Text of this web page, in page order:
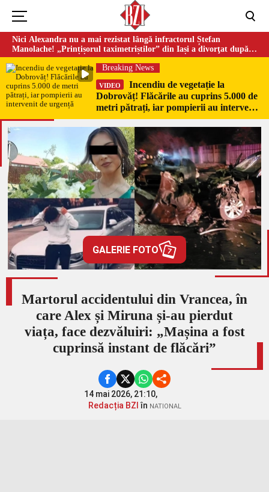
Nici Alexandra nu a mai rezistat lângă infractorul Ștefan
Manolache! „Prințișorul taximetriștilor” din Iași a divorţat după
doi ani de căsnicie
Breaking News
VIDEO
Incendiu de vegetație la
Dobrovăț! Flăcările au cuprins 5.000 de
metri pătrați, iar pompierii au intervenit
de urgență
GALERIE FOTO 7
Martorul accidentului din Vrancea, în
care Alex și Miruna și-au pierdut
viața, face dezvăluiri: „Mașina a fost
cuprinsă instant de flăcări”
14 mai 2026, 21:10,
Redacția BZI în NATIONAL